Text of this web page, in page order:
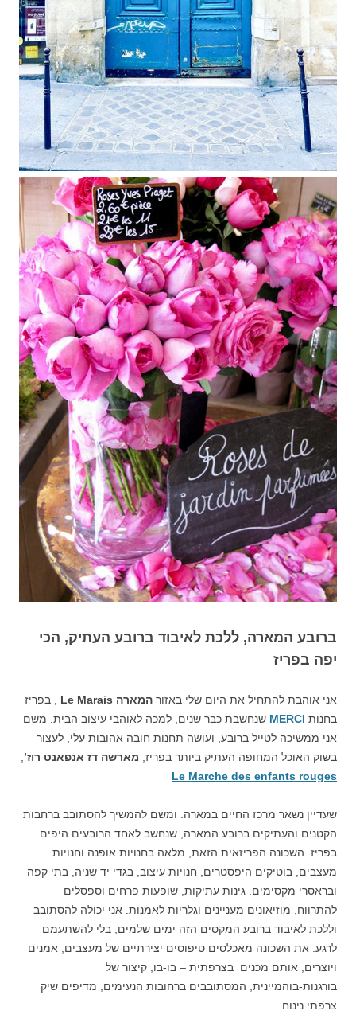
ברובע המארה, ללכת לאיבוד ברובע העתיק, הכי
יפה בפריז
אני אוהבת להתחיל את היום שלי באזור המארה Le Marais
, בפריז
בחנות MERCI שנחשבת כבר שנים, למכה לאוהבי עיצוב הבית. משם
אני ממשיכה לטייל ברובע, ועושה תחנות חובה אהובות עלי, לעצור
בשוק האוכל המחופה העתיק ביותר בפריז, מארשה דז אנפאנט רוז’
Le Marche des enfants rouges
שעדיין נשאר מרכז החיים במארה. ומשם להמשיך להסתובב ברחבות
הקטנים והעתיקים ברובע המארה, שנחשב לאחד הרובעים היפים
בפריז. השכונה הפריזאית הזאת, מלאה בחנויות אופנה וחנויות
מעצבים, בוטיקים היפסטרים, חנויות עיצוב, בגדי יד שניה, בתי קפה
ובראסרי מקסימים. גינות עתיקות, שופעות פרחים וספסלים
להתרווח, מוזיאונים מעניינים וגלריות לאמנות. אני יכולה להסתובב
וללכת לאיבוד ברובע המקסים הזה ימים שלמים, בלי להשתעמם
לרגע. את השכונה מאכלסים טיפוסים יצירתיים של מעצבים, אמנים
ויוצרים, אותם מכנים בצרפתית – בו-בו, קיצור של
בורגנות-בוהמיינית, המסתובבים ברחובות הנעימים, מדיפים שיק
צרפתי נינוח.